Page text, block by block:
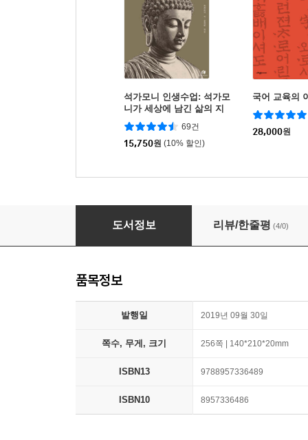
석가모니 인생수업: 석가모
니가 세상에 남긴 삶의 지
혜
69건
15,750원 (10% 할인)
국어 교육의
28,000원
한글교양
도서정보 리뷰/한줄평 (4/0)
품목정보
발행일 2019년 09월 30일
쪽수, 무게, 크기 256쪽 | 140*210*20mm
ISBN13 9788957336489
ISBN10 8957336486